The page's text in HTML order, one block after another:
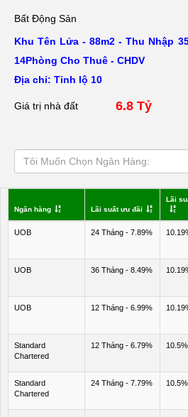
Bất Động Sản
Khu Tên Lửa - 88m2 - Thu Nhập
14Phòng Cho Thuê - CHDV
Địa chỉ: Tỉnh lộ 10
Giá trị nhà đất 6.8 Tỷ
Tôi Muốn Chọn Ngân Hàng:
Ngân hàng Lãi suất ưu đãi
Lãi
UOB 24 Tháng - 7.89%
UOB 36 Tháng - 8.49%
UOB 12 Tháng - 6.99%
Standard
Chartered
12 Tháng - 6.79% 10.5%
Standard
Chartered
24 Tháng - 7.79% 10.5%